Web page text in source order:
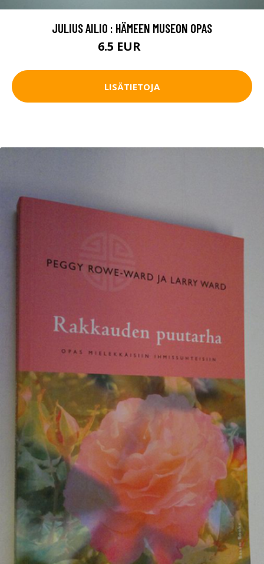
JULIUS AILIO : HÄMEEN MUSEON OPAS
6.5 EUR
LISÄTIETOJA